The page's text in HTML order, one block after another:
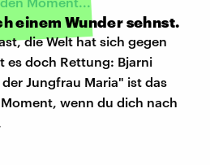
einem Wunder sehnst.
die Welt hat sich gegen
es doch Rettung: Bjarni
Jungfrau Maria" ist das
wenn du dich nach